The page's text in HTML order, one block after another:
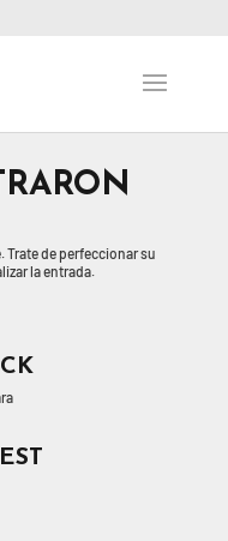
de perfeccionar su
la entrada.